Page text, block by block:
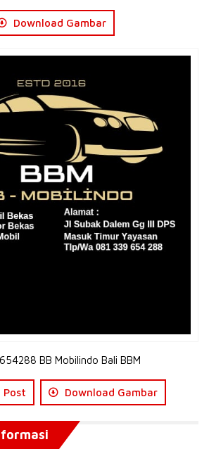
Download Gambar
BB Mobilindo Bali BBM
Post Download Gambar